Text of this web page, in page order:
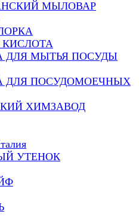
МЫЛОВАР
ДЛЯ МЫТЬЯ ПОСУДЫ
ДЛЯ ПОСУДОМОЕЧНЫХ
ХИМЗАВОД
УТЕНОК